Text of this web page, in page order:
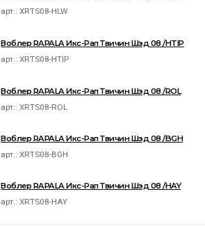
арт.:XRTS08-HLW
Воблер RAPALA Икс-Рап Твичин Шэд 08 /HTIP
арт.:XRTS08-HTIP
Воблер RAPALA Икс-Рап Твичин Шэд 08 /ROL
арт.:XRTS08-ROL
Воблер RAPALA Икс-Рап Твичин Шэд 08 /BGH
арт.:XRTS08-BGH
Воблер RAPALA Икс-Рап Твичин Шэд 08 /HAY
арт.:XRTS08-HAY